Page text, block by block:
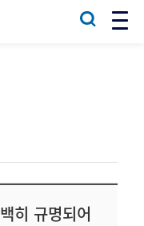
히 규명되어